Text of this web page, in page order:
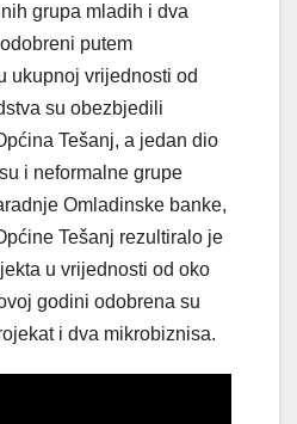
grupa mladih i dva
putem
ukupnoj vrijednosti od
su obezbjedili
Tešanj, a jedan dio
i neformalne grupe
Omladinske banke,
Tešanj rezultiralo je
u vrijednosti od oko
godini odobrena su
i dva mikrobiznisa.